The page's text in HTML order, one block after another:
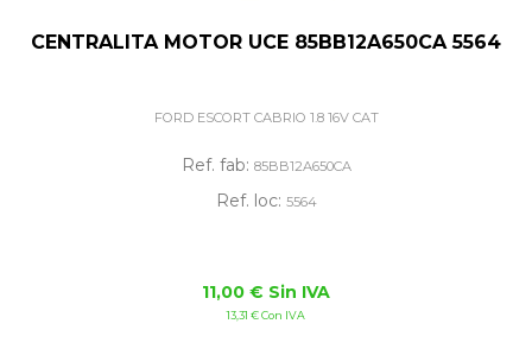
CENTRALITA MOTOR UCE 85BB12A650CA 5564
FORD ESCORT CABRIO 1.8 16V CAT
Ref. fab: 85BB12A650CA
Ref. loc: 5564
11,00 € Sin IVA
13,31 € Con IVA